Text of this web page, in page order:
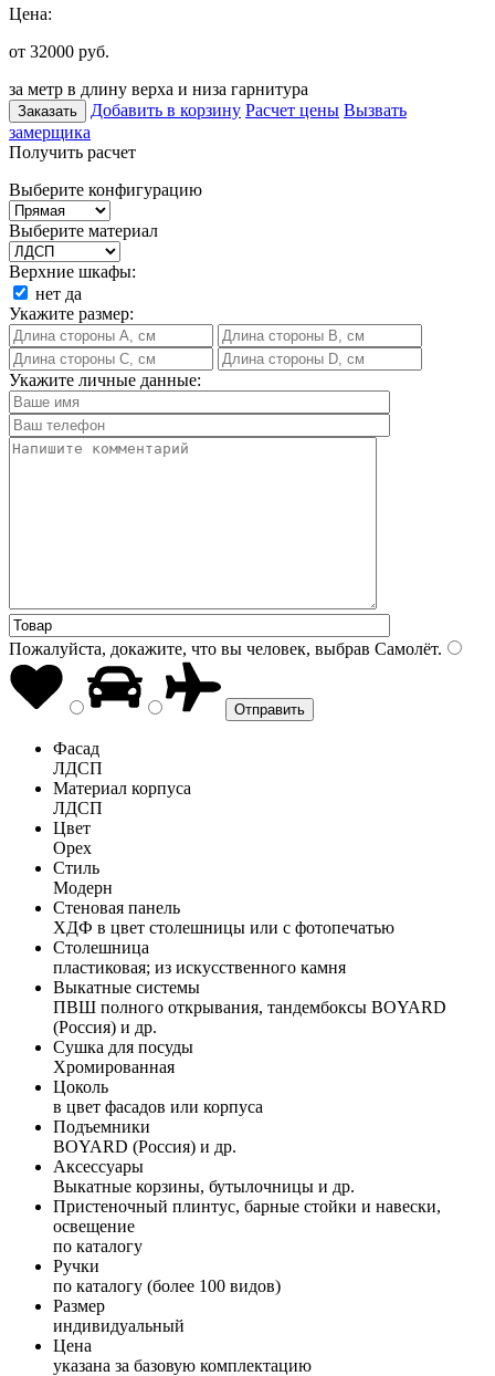
Цена:
от 32000 руб.
за метр в длину верха и низа гарнитура
Заказать Добавить в корзину Расчет цены Вызвать
замерщика
Получить расчет
Выберите конфигурацию
Выберите материал
Верхние шкафы:
нет да
Укажите размер:
Укажите личные данные:
Пожалуйста, докажите, что вы человек, выбрав Самолёт.
Фасад
ЛДСП
Материал корпуса
ЛДСП
Цвет
Орех
Стиль
Модерн
Стеновая панель
ХДФ в цвет столешницы или с фотопечатью
Столешница
пластиковая; из искусственного камня
Выкатные системы
ПВШ полного открывания, тандембоксы BOYARD
(Россия) и др.
Сушка для посуды
Хромированная
Цоколь
в цвет фасадов или корпуса
Подъемники
BOYARD (Россия) и др.
Аксессуары
Выкатные корзины, бутылочницы и др.
Пристеночный плинтус, барные стойки и навески,
освещение
по каталогу
Ручки
по каталогу (более 100 видов)
Размер
индивидуальный
Цена
указана за базовую комплектацию